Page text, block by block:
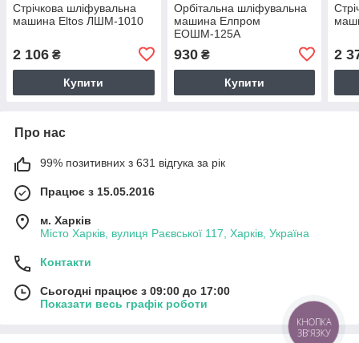
Стрічкова шліфувальна
машина Eltos ЛШМ-1010
2 106 ₴
Купити
Орбітальна шліфувальна
машина Елпром
ЕОШМ-125A
930₴
Купити
2
Про нас
99% позитивних з 631 відгука за рік
Працює з 15.05.2016
м. Харків
Місто Харків, вулиця Раєвської 117, Харків, Україна
Контакти
Сьогодні працює з 09:00 до 17:00
Показати весь графік роботи
КНОПКА
ЗВ'ЯЗКУ